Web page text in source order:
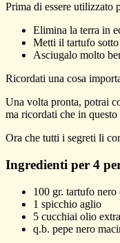
Prima di essere utilizzato
Elimina la terra in
Metti il tartufo
Asciugalo molto
Ricordati una cosa
Una volta pronta, potrai
ma ricordati che in
Ora che tutti i segreti li
Ingredienti per 4
100 gr. tartufo nero
1 spicchio aglio
5 cucchiai olio
q.b. pepe nero